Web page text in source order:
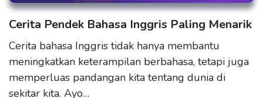
Cerita Pendek Bahasa Inggris Paling Menarik
Cerita bahasa Inggris tidak hanya membantu
meningkatkan keterampilan berbahasa, tetapi juga
memperluas pandangan kita tentang dunia di
sekitar kita. Ayo…